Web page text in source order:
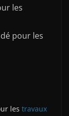
les
pour les
les travaux